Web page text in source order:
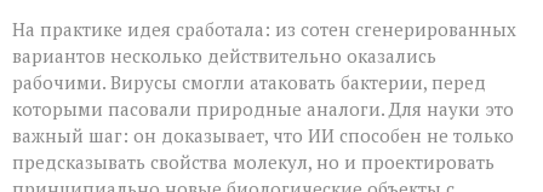
На практике идея сработала: из сотен сгенерированных
вариантов несколько действительно оказались
рабочими. Вирусы смогли атаковать бактерии, перед
которыми пасовали природные аналоги. Для науки это
важный шаг: он доказывает, что ИИ способен не только
предсказывать свойства молекул, но и проектировать